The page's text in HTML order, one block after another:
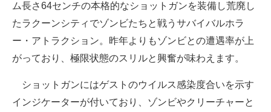
製造業のIT導入・活用を支援
エレクトロニクス専門サイト
ム長さ64センチの本格的なショットガンを装備し荒廃し
たラクーンシティでゾンビたちと戦うサバイバルホラ
ー・アトラクション。昨年よりもゾンビとの遭遇率が上
がっており、極限状態のスリルと興奮が味わえます。
ショットガンにはゲストのウイルス感染度合いを示す
インジケーターが付いており、ゾンビやクリーチャーと